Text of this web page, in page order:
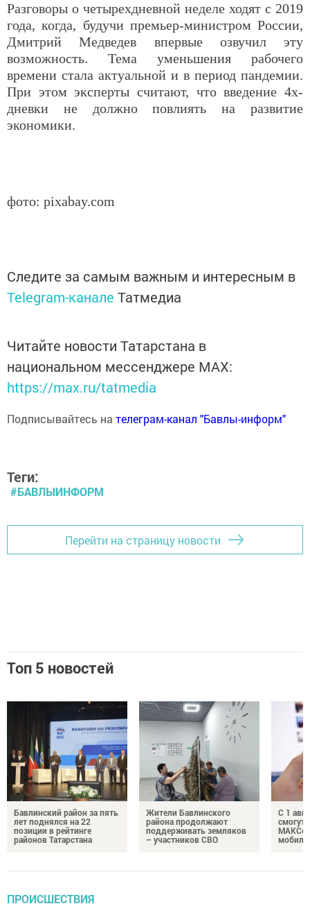
Разговоры о четырехдневной неделе ходят с 2019
года, когда, будучи премьер-министром России,
Дмитрий Медведев впервые озвучил эту
возможность. Тема уменьшения рабочего
времени стала актуальной и в период пандемии.
При этом эксперты считают, что введение 4х-
дневки не должно повлиять на развитие
экономики.
фото: pixabay.com
Следите за самым важным и интересным в
Telegram-канале Татмедиа
Читайте новости Татарстана в
национальном мессенджере MАХ:
https://max.ru/tatmedia
Подписывайтесь на телеграм-канал "Бавлы-информ"
Теги:
#БАВЛЫИНФОРМ
Перейти на страницу новости
Топ 5 новостей
Бавлинский район за пять
лет поднялся на 22
позиции в рейтинге
районов Татарстана
Жители Бавлинского
района продолжают
поддерживать земляков
– участников СВО
С 1
смогут
МАКСом
ПРОИСШЕСТВИЯ